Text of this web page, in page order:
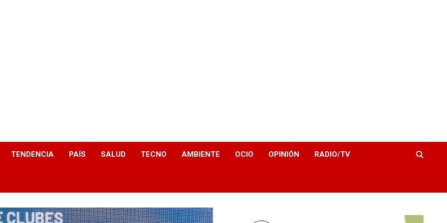
TENDENCIA PAÍS SALUD TECNO AMBIENTE OCIO OPINIÓN RADIO/TV